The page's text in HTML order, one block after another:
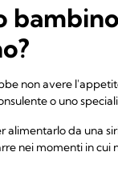
non avere
o uno
alimentarlo da una
nei momenti in